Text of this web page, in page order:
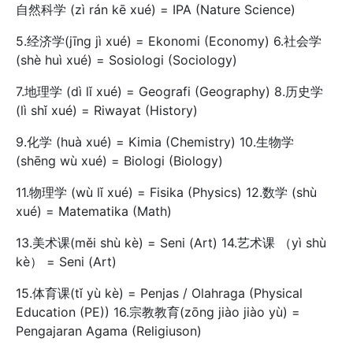
自然科学 (zì rán kē xué) = IPA (Nature Science)
5.经济学(jīng jì xué) = Ekonomi (Economy) 6.社会学
(shè huì xué) = Sosiologi (Sociology)
7.地理学 (dì lǐ xué) = Geografi (Geography) 8.历史学
(lì shǐ xué) = Riwayat (History)
9.化学 (huà xué) = Kimia (Chemistry) 10.生物学
(shēng wù xué) = Biologi (Biology)
11.物理学 (wù lǐ xué) = Fisika (Physics) 12.数学 (shù
xué) = Matematika (Math)
13.美术课(měi shù kè) = Seni (Art) 14.艺术课 （yì shù
kè） = Seni (Art)
15.体育课(tǐ yù kè) = Penjas / Olahraga (Physical
Education (PE)) 16.宗教教育(zōng jiào jiào yù) =
Pengajaran Agama (Religiuson)